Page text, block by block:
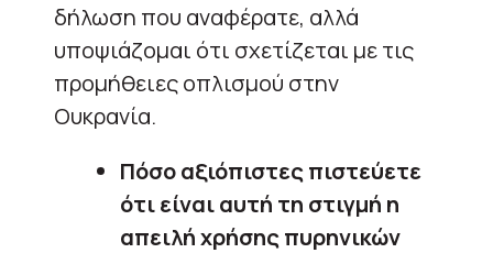
δήλωση που αναφέρατε, αλλά
υποψιάζομαι ότι σχετίζεται με τις
προμήθειες οπλισμού στην
Ουκρανία.
Πόσο αξιόπιστες πιστεύετε
ότι είναι αυτή τη στιγμή η
απειλή χρήσης πυρηνικών